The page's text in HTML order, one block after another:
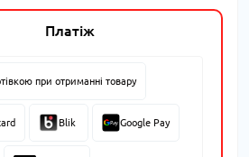
Платіж
при отриманні товару
Blik Google Pay